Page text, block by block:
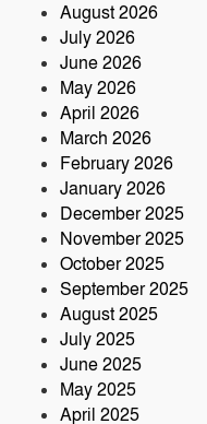
আশঙ্কা
কৃষক ও
August 2026
July 2026
June 2026
May 2026
April 2026
March 2026
February 2026
January 2026
December 2025
November 2025
October 2025
September 2025
August 2025
July 2025
June 2025
May 2025
April 2025